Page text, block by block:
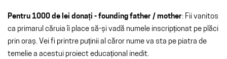
Pentru 1000 de lei donați - founding father / mother: Fii vanitos
ca primarul căruia îi place să-și vadă numele inscripționat pe plăci
prin oraș. Vei fi printre puținii al căror nume va sta pe piatra de
temelie a acestui proiect educațional inedit.